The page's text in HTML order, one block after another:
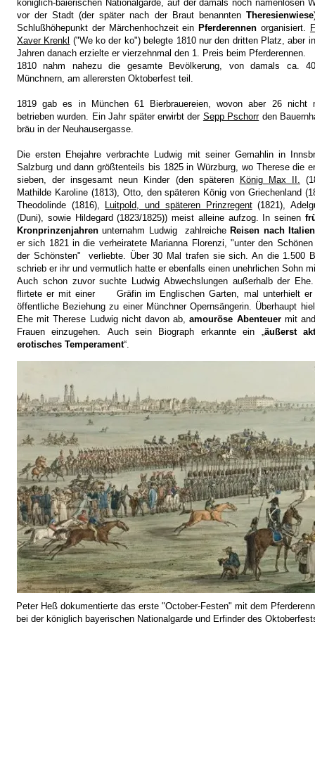
königlich-baierischen Nationalgarde, auf der damals noch namenlosen
vor der Stadt (der später nach der Braut benannten Theresienwiese
Schlußhöhepunkt der Märchenhochzeit ein Pferderennen organisiert.
Xaver Krenkl ("We ko der ko") belegte 1810 nur den dritten Platz, aber
Jahren danach erzielte er vierzehnmal den 1. Preis beim Pferderennen.
1810 nahm nahezu die gesamte Bevölkerung, von damals ca.
Münchnern, am allerersten Oktoberfest teil.
1819 gab es in München 61 Bierbrauereien, wovon aber 26 nicht
betrieben wurden. Ein Jahr später erwirbt der Sepp Pschorrden
bräu in der Neuhausergasse.
Die ersten Ehejahre verbrachte Ludwig mit seiner Gemahlin in
Salzburg und dann größtenteils bis 1825 in Würzburg, wo Therese die
sieben, der insgesamt neun Kinder (den späteren
König Max II.
Mathilde Karoline (1813), Otto, den späteren König von Griechenland
Theodolinde (1816),
Luitpold, und späteren Prinzregent(1821),
(Duni), sowie Hildegard (1823/1825)) meist alleine aufzog. In seinen
Kronprinzenjahren unternahm Ludwig zahlreiche Reisen nach Italien
er sich 1821 in die verheiratete Marianna Florenzi, "unter den Schönen
der Schönsten" verliebte. Über 30 Mal trafen sie sich. An die 1.500
schrieb er ihr und vermutlich hatte er ebenfalls einen unehrlichen Sohn
Auch schon zuvor suchte Ludwig Abwechslungen außerhalb der
flirtete er mit einer Gräfin im Englischen Garten, mal unterhielt er
öffentliche Beziehung zu einer Münchner Opernsängerin. Überhaupt
Ehe mit Therese Ludwig nicht davon ab,amouröse Abenteuermit
Frauen einzugehen. Auch sein Biograph erkannte ein „äußerst
erotisches Temperament“.
Peter Heß dokumentierte das erste "October-Festen" mit dem
bei der königlich bayerischen Nationalgarde und Erfinder des